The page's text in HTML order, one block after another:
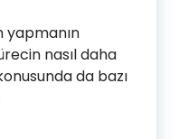
yapmanın
nasıl daha
da bazı